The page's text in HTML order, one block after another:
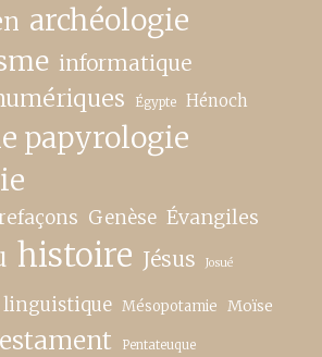
archéologie
informatique
Égypte Hénoch
papyrologie
Genèse Évangiles
histoire Jésus Josué
linguistique Mésopotamie Moïse
Pentateuque